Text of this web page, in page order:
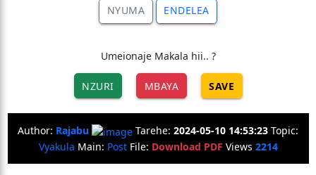
NYUMA ENDELEA
Umeionaje Makala hii.. ?
NZURI MBAYA SAVE
Author: Rajabu Tarehe: 2024-05-10 14:53:23 Topic:
Vyakula Main: PostFile: Download PDF Views 2214